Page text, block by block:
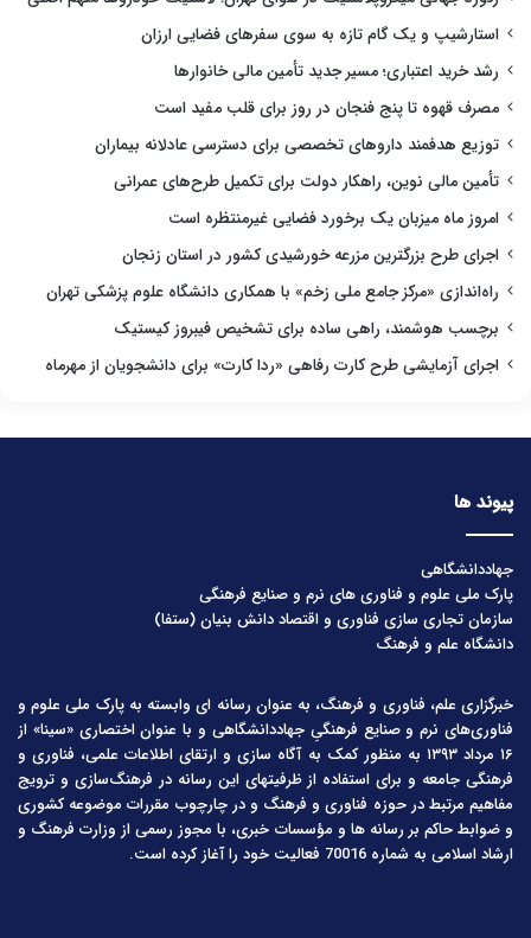
استارشیپ و یک گام تازه به سوی سفرهای فضایی ارزان
رشد خرید اعتباری؛ مسیر جدید تأمین مالی خانوارها
مصرف قهوه تا پنج فنجان در روز برای قلب مفید است
توزیع هدفمند داروهای تخصصی برای دسترسی عادلانه بیماران
تأمین مالی نوین، راهکار دولت برای تکمیل طرح‌های عمرانی
امروز ماه میزبان یک برخورد فضایی غیرمنتظره است
اجرای طرح بزرگترین مزرعه خورشیدی کشور در استان زنجان
راه‌اندازی «مرکز جامع ملی زخم» با همکاری دانشگاه علوم پزشکی تهران
برچسب هوشمند، راهی ساده برای تشخیص فیبروز کیستیک
اجرای آزمایشی طرح کارت رفاهی «ردا کارت» برای دانشجویان از مهرماه
پیوند ها
جهاددانشگاهی
پارک ملی علوم و فناوری های نرم و صنایع فرهنگی
سازمان تجاری سازی فناوری و اقتصاد دانش بنیان (ستفا)
دانشگاه علم و فرهنگ
خبرگزاری علم، فناوری و فرهنگ، به عنوان رسانه ای وابسته به پارک ملی علوم و
فناوری‌های نرم و صنایع فرهنگیِ جهاددانشگاهی و با عنوان اختصاری «سینا» از
۱۶ مرداد ۱۳۹۳ به منظور کمک به آگاه سازی و ارتقای اطلاعات علمی، فناوری و
فرهنگی جامعه و برای استفاده از ظرفیتهای این رسانه در فرهنگ‌سازی و ترویج
مفاهیم مرتبط در حوزه فناوری و فرهنگ و در چارچوب مقررات موضوعه کشوری
و ضوابط حاکم بر رسانه ها و مؤسسات خبری، با مجوز رسمی از وزارت فرهنگ و
ارشاد اسلامی به شماره 70016 فعالیت خود را آغاز کرده است.